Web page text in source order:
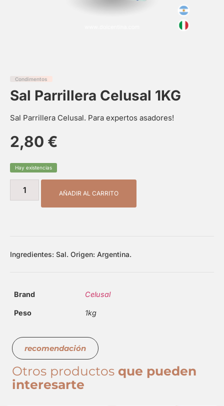
Condimentos
Sal Parrillera Celusal 1KG
Sal Parrillera Celusal. Para expertos asadores!
2,80 €
Hay existencias
AÑADIR AL CARRITO
Ingredientes: Sal. Origen: Argentina.
Brand Celusal
Peso 1kg
recomendación
Otros productos que pueden
interesarte